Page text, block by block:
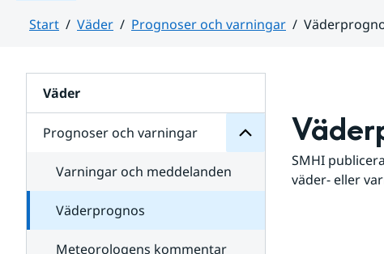
Start Väder Prognoser och varningar
Väder
Prognoser och varningar
för
varningar
Varningar och meddelanden
Väderprognos
Meteorologens kommentar
SMHI
väder- eller